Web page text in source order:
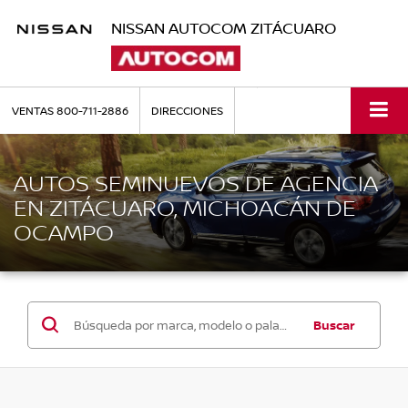
NISSAN AUTOCOM ZITÁCUARO
VENTAS800-711-2886 DIRECCIONES
AUTOS SEMINUEVOS DE AGENCIA
EN ZITÁCUARO, MICHOACÁN DE
OCAMPO
Buscar